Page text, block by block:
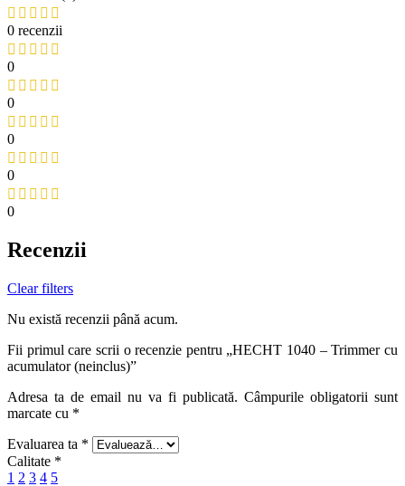
0 recenzii
0
0
0
0
0
Recenzii
Clear filters
Nu există recenzii până acum.
Fii primul care scrii o recenzie pentru „HECHT 1040 – Trimmer cu
acumulator (neinclus)”
Adresa ta de email nu va fi publicată. Câmpurile obligatorii sunt
marcate cu *
Evaluarea ta *
Calitate *
1 2 3 4 5